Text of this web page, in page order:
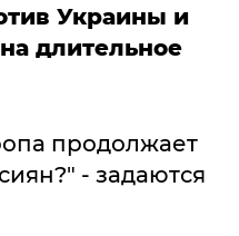
Украины и
длительное
продолжает
- задаются